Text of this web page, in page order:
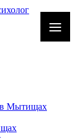
в Мытищах